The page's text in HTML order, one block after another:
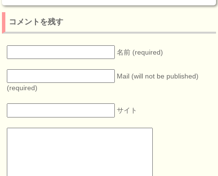
コメントを残す
名前 (required)
Mail (will not be published)
(required)
サイト